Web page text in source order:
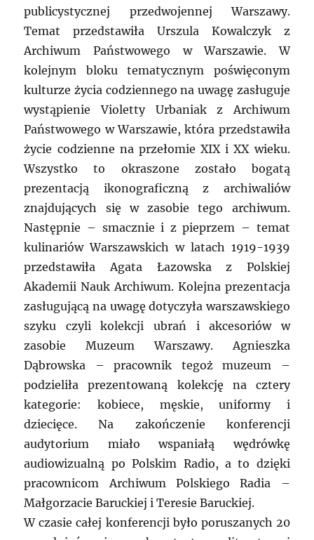
publicystycznej przedwojennej Warszawy.
Temat przedstawiła Urszula Kowalczyk z
Archiwum Państwowego w Warszawie. W
kolejnym bloku tematycznym poświęconym
kulturze życia codziennego na uwagę zasługuje
wystąpienie Violetty Urbaniak z Archiwum
Państwowego w Warszawie, która przedstawiła
życie codzienne na przełomie XIX i XX wieku.
Wszystko to okraszone zostało bogatą
prezentacją ikonograficzną z archiwaliów
znajdujących się w zasobie tego archiwum.
Następnie – smacznie i z pieprzem – temat
kulinariów Warszawskich w latach 1919-1939
przedstawiła Agata Łazowska z Polskiej
Akademii Nauk Archiwum. Kolejna prezentacja
zasługującą na uwagę dotyczyła warszawskiego
szyku czyli kolekcji ubrań i akcesoriów w
zasobie Muzeum Warszawy. Agnieszka
Dąbrowska – pracownik tegoż muzeum –
podzieliła prezentowaną kolekcję na cztery
kategorie: kobiece, męskie, uniformy i
dziecięce. Na zakończenie konferencji
audytorium miało wspaniałą wędrówkę
audiowizualną po Polskim Radio, a to dzięki
pracownicom Archiwum Polskiego Radia –
Małgorzacie Baruckiej i Teresie Baruckiej.
W czasie całej konferencji było poruszanych 20